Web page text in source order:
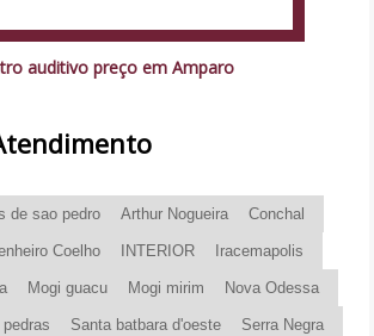
auditivo preço em Amparo
de sao pedro Arthur Nogueira Conchal
Coelho INTERIOR Iracemapolis
Mogi guacu Mogi mirim Nova Odessa
Santa batbara d'oeste Serra Negra